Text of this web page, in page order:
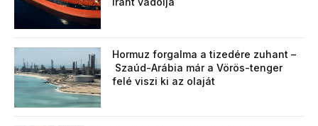
Hormuz forgalma a tizedére zuhant –
Szaúd-Arábia már a Vörös-tenger
felé viszi ki az olaját